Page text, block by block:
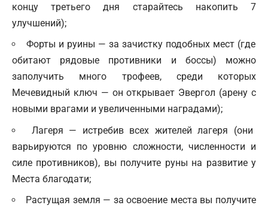
концу третьего дня старайтесь накопить 7
улучшений);
Форты и руины — за зачистку подобных мест (где
обитают рядовые противники и боссы) можно
заполучить много трофеев, среди которых
Мечевидный ключ — он открывает Эвергол (арену с
новыми врагами и увеличенными наградами);
Лагеря — истребив всех жителей лагеря (они
варьируются по уровню сложности, численности и
силе противников), вы получите руны на развитие у
Места благодати;
Растущая земля — за освоение места вы получите